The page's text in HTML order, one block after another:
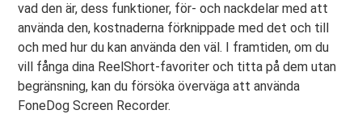
vad den är, dess funktioner, för- och nackdelar med att
använda den, kostnaderna förknippade med det och till
och med hur du kan använda den väl. I framtiden, om du
vill fånga dina ReelShort-favoriter och titta på dem utan
begränsning, kan du försöka överväga att använda
FoneDog Screen Recorder.